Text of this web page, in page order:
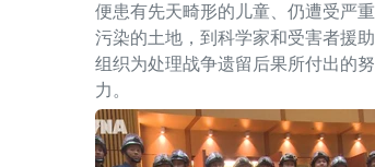
便患有先天畸形的儿童、仍遭受严重
污染的土地，到科学家和受害者援助
组织为处理战争遗留后果所付出的努
力。